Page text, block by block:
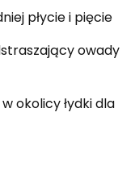
płycie i pięcie
owady
okolicy łydki dla